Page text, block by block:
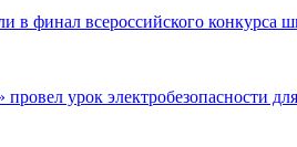
в финал всероссийского конкурса
урок электробезопасности